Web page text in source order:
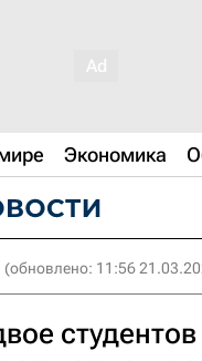
Экономика
(обновлено: 11:56
студентов